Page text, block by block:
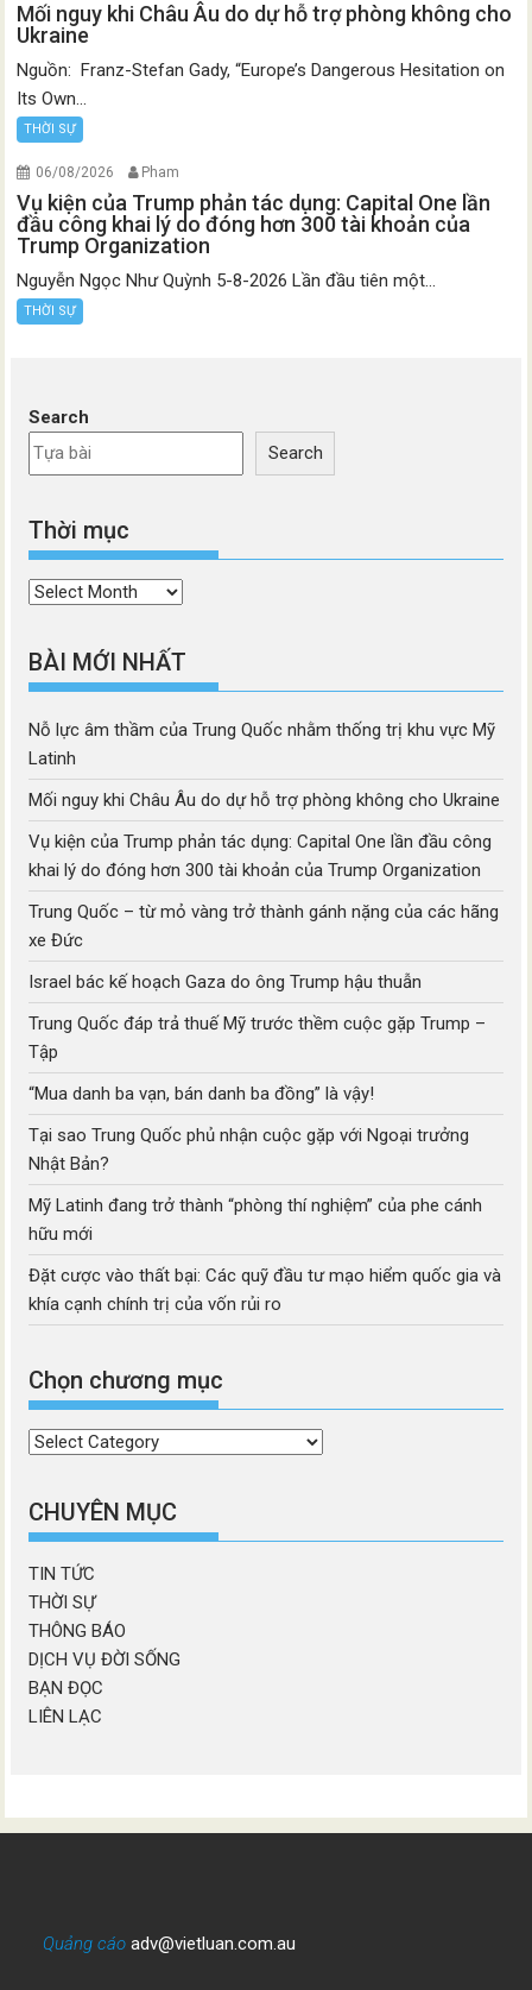
Mối nguy khi Châu Âu do dự hỗ trợ phòng không cho
Ukraine
Nguồn: Franz-Stefan Gady, “Europe’s Dangerous Hesitation on
Its Own...
THỜI SỰ
06/08/2026 Pham
Vụ kiện của Trump phản tác dụng: Capital One lần
đầu công khai lý do đóng hơn 300 tài khoản của
Trump Organization
Nguyễn Ngọc Như Quỳnh 5-8-2026 Lần đầu tiên một...
THỜI SỰ
Search
Search
Thời mục
Thời
BÀI MỚI NHẤT
Nỗ lực âm thầm của Trung Quốc nhằm thống trị khu vực Mỹ
Latinh
Mối nguy khi Châu Âu do dự hỗ trợ phòng không cho Ukraine
Vụ kiện của Trump phản tác dụng: Capital One lần đầu công
khai lý do đóng hơn 300 tài khoản của Trump Organization
Trung Quốc – từ mỏ vàng trở thành gánh nặng của các hãng
xe Đức
Israel bác kế hoạch Gaza do ông Trump hậu thuẫn
Trung Quốc đáp trả thuế Mỹ trước thềm cuộc gặp Trump –
Tập
“Mua danh ba vạn, bán danh ba đồng” là vậy!
Tại sao Trung Quốc phủ nhận cuộc gặp với Ngoại trưởng
Nhật Bản?
Mỹ Latinh đang trở thành “phòng thí nghiệm” của phe cánh
hữu mới
Đặt cược vào thất bại: Các quỹ đầu tư mạo hiểm quốc gia và
khía cạnh chính trị của vốn rủi ro
Chọn chương mục
Chọn
mục
CHUYÊN MỤC
TIN TỨC
THỜI SỰ
THÔNG BÁO
DỊCH VỤ ĐỜI SỐNG
BẠN ĐỌC
LIÊN LẠC
Quảng cáo adv@vietluan.com.au